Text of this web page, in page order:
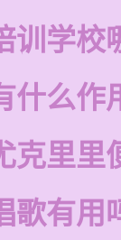
训学校
什么作
克里里
歌有用